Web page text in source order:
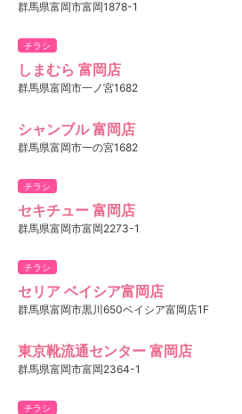
群馬県富岡市富岡1878-1
チラシ
しまむら 富岡店
群馬県富岡市一ノ宮1682
シャンブル 富岡店
群馬県富岡市一の宮1682
チラシ
セキチュー 富岡店
群馬県富岡市富岡2273-1
チラシ
セリア ベイシア富岡店
群馬県富岡市黒川650ベイシア富岡店1F
東京靴流通センター 富岡店
群馬県富岡市富岡2364-1
チラシ